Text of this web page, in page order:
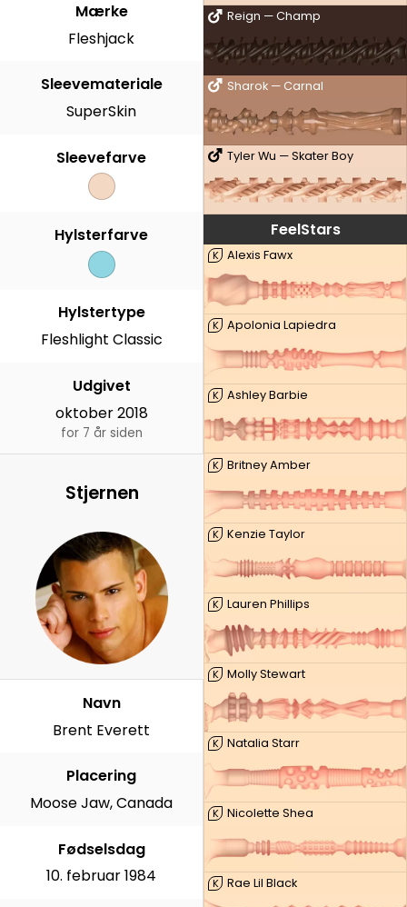
Reign — Champ
Sharok — Carnal
Tyler Wu — Skater Boy
FeelStars
K Alexis Fawx
K Apolonia Lapiedra
K Ashley Barbie
K Britney Amber
K Kenzie Taylor
K Lauren Phillips
K Molly Stewart
K Natalia Starr
K Nicolette Shea
K Rae Lil Black
Mærke
Fleshjack
Sleevemateriale
SuperSkin
Sleevefarve
Hylsterfarve
Hylstertype
Fleshlight Classic
Udgivet
oktober 2018
for 7 år siden
Stjernen
Navn
Brent Everett
Placering
Moose Jaw, Canada
Fødselsdag
10. februar 1984